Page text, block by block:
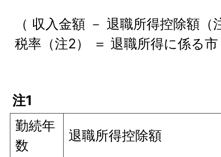
（ 収入金額 － 退職所得控除額
税率（注2） ＝ 退職所得に係る
注1
勤続年
数
退職所得控除額